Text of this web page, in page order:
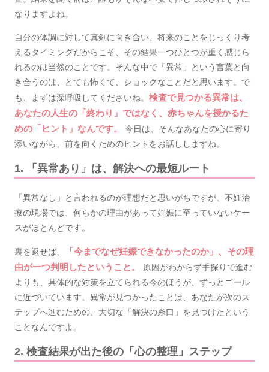
なりますよね。
自分の体調に対して真剣に向き合い、将来のことをじっくり考
えるタイミングだからこそ、その結果一つひとつが重く感じら
れるのは当然のことです。そんな中で「異常」という言葉と向
き合うのは、とても怖くて、ショックなことだと思います。で
も、まずは深呼吸してくださいね。 検査で見つかる異常は、
あなたの人生の「終わり」ではなく、赤ちゃんを授かるた
めの「ヒント」なんです。
今日は、そんなあなたの心に寄り
添いながら、前を向くためのヒントをお話ししますね。
1. 「異常あり」は、解決への最短ルート
「異常なし」と言われるのが理想だと思いがちですが、不妊治
療の現場では、何らかの理由があって妊娠に至っていないケー
スがほとんどです。
裏を返せば、
「今までなぜ妊娠できなかったのか」、その理
由が一つ判明したということ。
原因がわからず手探りで進む
よりも、具体的な対策を立てられる今のほうが、ずっとゴール
に近づいています。異常が見つかったことは、あなたが次のス
テップへ進むための、大切な「解決の糸口」を見つけたという
ことなんですよ。
2. 検査結果が出た後の「心の整理」ステップ